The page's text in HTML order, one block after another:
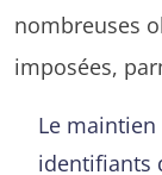
nombreuses
imposées,
Le
identifiants